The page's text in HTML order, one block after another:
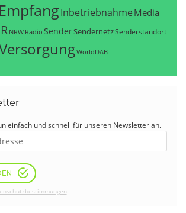
EmpfangInbetriebnahme Media
NRW Radio SenderSendernetzSenderstandort
WorldDAB
einfach und schnell für unseren Newsletter an.